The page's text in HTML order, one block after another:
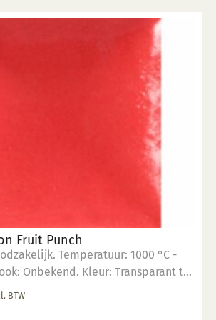
Fruit Punch
Temperatuur: 1000 °C -
Onbekend. Kleur: Transparant tot
1-3 lagen. Voedselveilig:
BTW